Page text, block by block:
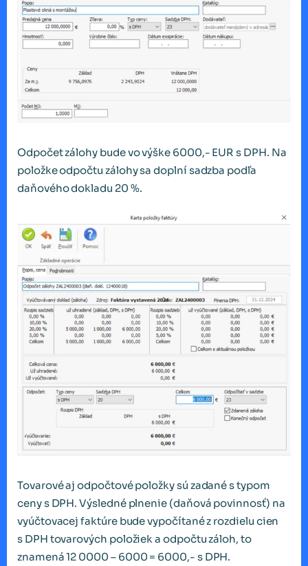
Odpočet zálohy bude vo výške 6000,- EUR s DPH. Na
položke odpočtu zálohy sa doplní sadzba podľa
daňového dokladu 20 %.
Tovarové aj odpočtové položky sú zadané s typom
ceny s DPH. Výsledné plnenie (daňová povinnosť) na
vyúčtovacej faktúre bude vypočítané z rozdielu cien
s DPH tovarových položiek a odpočtu záloh, to
znamená 12 0000 – 6000 = 6000,- s DPH.